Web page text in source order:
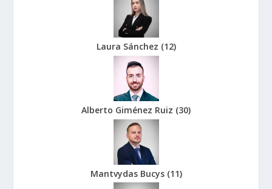
Laura Sánchez (12)
Alberto Giménez Ruiz (30)
Mantvydas Bucys (11)